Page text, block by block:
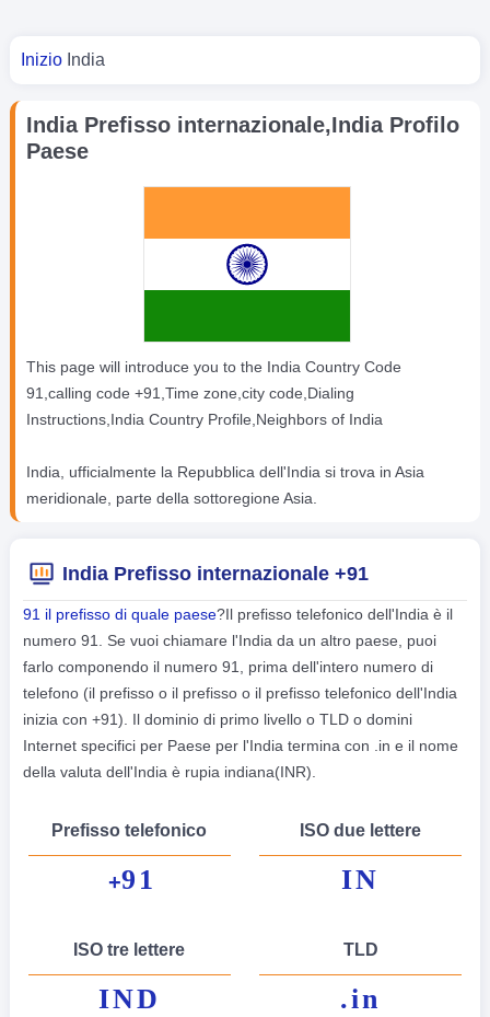
Tu sei qui
Inizio India
India Prefisso internazionale,India Profilo
Paese
This page will introduce you to the India Country Code
91,calling code +91,Time zone,city code,Dialing
Instructions,India Country Profile,Neighbors of India
India, ufficialmente la Repubblica dell'India si trova in Asia
meridionale, parte della sottoregione Asia.
India Prefisso internazionale +91
91 il prefisso di quale paese?Il prefisso telefonico dell'India è il
numero 91. Se vuoi chiamare l'India da un altro paese, puoi
farlo componendo il numero 91, prima dell'intero numero di
telefono (il prefisso o il prefisso o il prefisso telefonico dell'India
inizia con +91). Il dominio di primo livello o TLD o domini
Internet specifici per Paese per l'India termina con .in e il nome
della valuta dell'India è rupia indiana(INR).
Prefisso telefonico
+91
ISO due lettere
IN
ISO tre lettere
IND
TLD
.in